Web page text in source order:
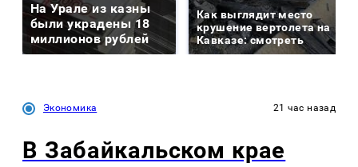
На Урале из казны
были украдены 18
миллионов рублей
Как выглядит место
крушение вертолета на
Кавказе: смотреть
Экономика 21 час назад
В Забайкальском крае